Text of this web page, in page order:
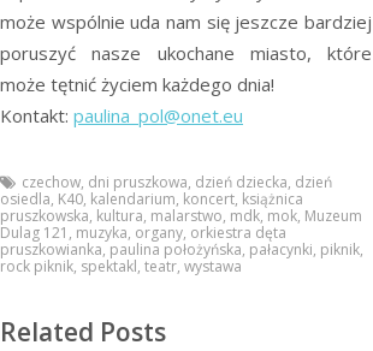
może wspólnie uda nam się jeszcze bardziej
poruszyć nasze ukochane miasto, które
może tętnić życiem każdego dnia!
Kontakt: paulina_pol@onet.eu
czechow, dni pruszkowa, dzień dziecka, dzień
osiedla, K40, kalendarium, koncert, książnica
pruszkowska, kultura, malarstwo, mdk, mok, Muzeum
Dulag 121 , muzyka, organy, orkiestra dęta
pruszkowianka, paulina położyńska, pałacynki, piknik,
rock piknik, spektakl, teatr, wystawa
Related Posts